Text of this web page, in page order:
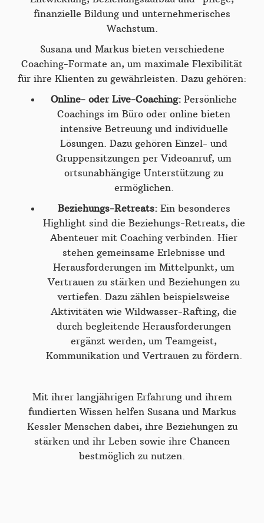
finanzielle Bildung und unternehmerisches
Wachstum.
Susana und Markus bieten verschiedene
Coaching-Formate an, um maximale Flexibilität
für ihre Klienten zu gewährleisten. Dazu gehören:
Online- oder Live-Coaching: Persönliche
Coachings im Büro oder online bieten
intensive Betreuung und individuelle
Lösungen. Dazu gehören Einzel- und
Gruppensitzungen per Videoanruf, um
ortsunabhängige Unterstützung zu
ermöglichen.
Beziehungs-Retreats:Ein besonderes
Highlight sind die Beziehungs-Retreats, die
Abenteuer mit Coaching verbinden. Hier
stehen gemeinsame Erlebnisse und
Herausforderungen im Mittelpunkt, um
Vertrauen zu stärken und Beziehungen zu
vertiefen. Dazu zählen beispielsweise
Aktivitäten wie Wildwasser-Rafting, die
durch begleitende Herausforderungen
ergänzt werden, um Teamgeist,
Kommunikation und Vertrauen zu fördern.
Mit ihrer langjährigen Erfahrung und ihrem
fundierten Wissen helfen Susana und Markus
Kessler Menschen dabei, ihre Beziehungen zu
stärken und ihr Leben sowie ihre Chancen
bestmöglich zu nutzen.